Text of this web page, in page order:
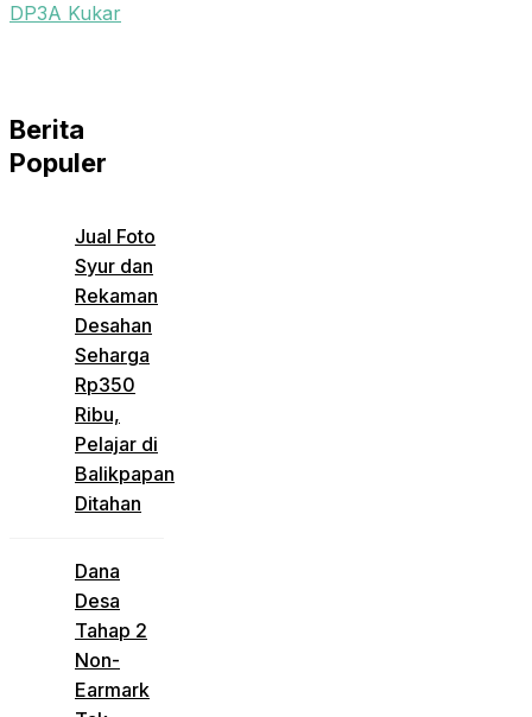
DP3A Kukar
Berita
Populer
Jual Foto
Syur dan
Rekaman
Desahan
Seharga
Rp350
Ribu,
Pelajar di
Balikpapan
Ditahan
Dana
Desa
Tahap 2
Non-
Earmark